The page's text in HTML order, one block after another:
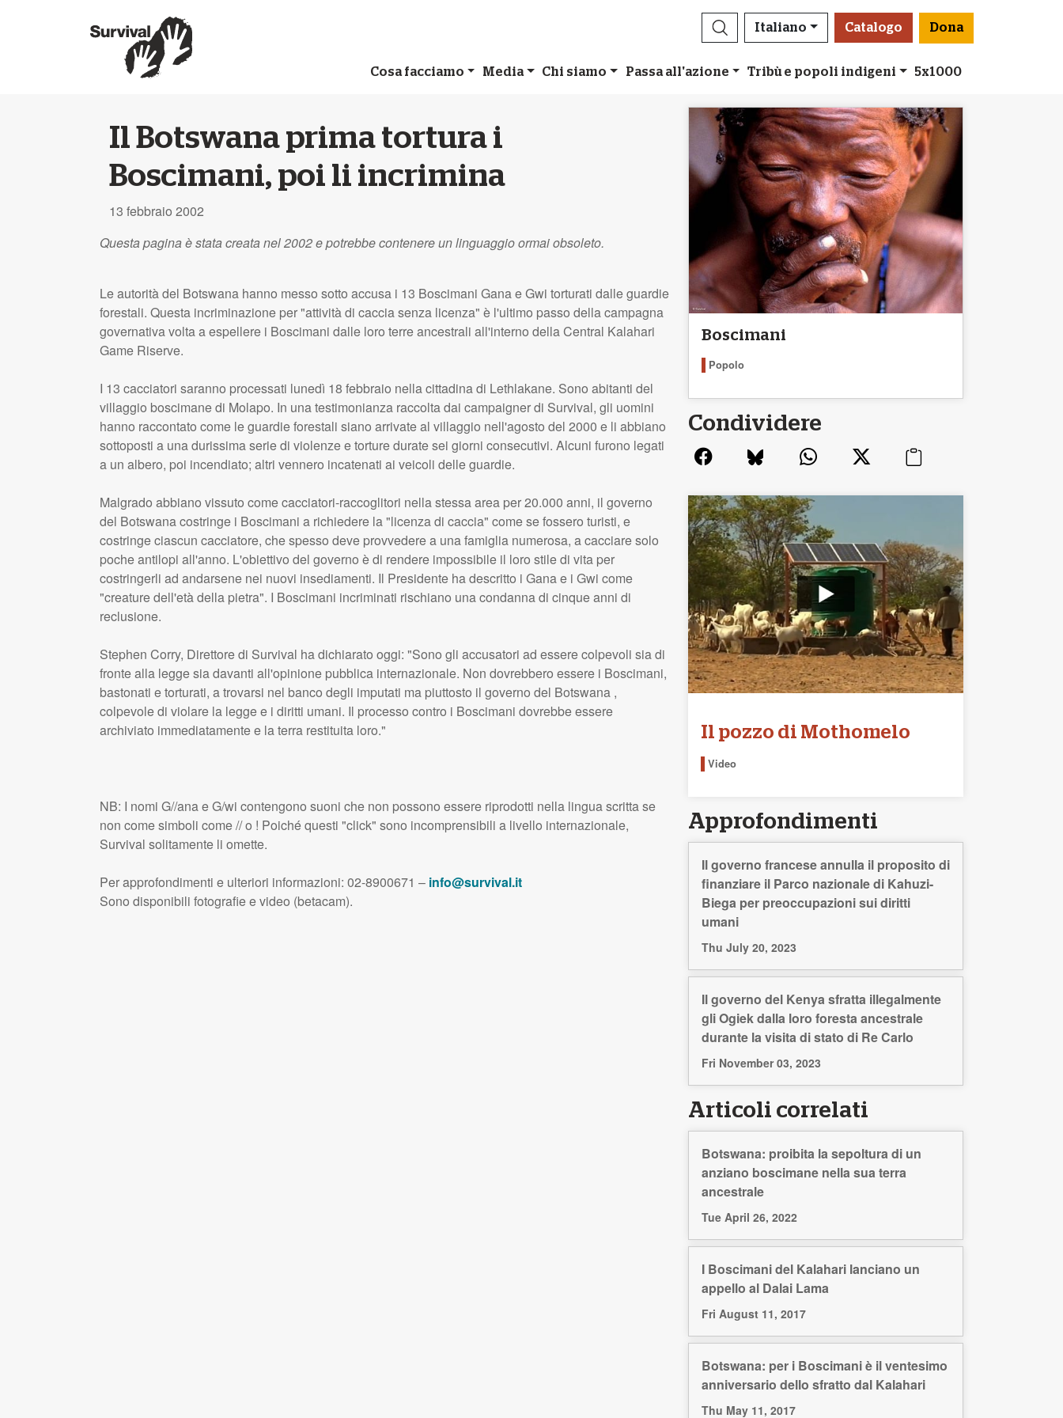
Italiano Catalogo Dona
Cosa facciamo Media Chi siamo Passa all'azione Tribù e popoli indigeni 5x1000
Il Botswana prima tortura i
Boscimani, poi li incrimina
13 febbraio 2002
Questa pagina è stata creata nel 2002 e potrebbe contenere un linguaggio ormai obsoleto.
Le autorità del Botswana hanno messo sotto accusa i 13 Boscimani Gana e Gwi torturati dalle guardie
forestali. Questa incriminazione per "attività di caccia senza licenza" è l'ultimo passo della campagna
governativa volta a espellere i Boscimani dalle loro terre ancestrali all'interno della Central Kalahari
Game Riserve.
I 13 cacciatori saranno processati lunedì 18 febbraio nella cittadina di Lethlakane. Sono abitanti del
villaggio boscimane di Molapo. In una testimonianza raccolta dai campaigner di Survival, gli uomini
hanno raccontato come le guardie forestali siano arrivate al villaggio nell'agosto del 2000 e li abbiano
sottoposti a una durissima serie di violenze e torture durate sei giorni consecutivi. Alcuni furono legati
a un albero, poi incendiato; altri vennero incatenati ai veicoli delle guardie.
Malgrado abbiano vissuto come cacciatori-raccoglitori nella stessa area per 20.000 anni, il governo
del Botswana costringe i Boscimani a richiedere la "licenza di caccia" come se fossero turisti, e
costringe ciascun cacciatore, che spesso deve provvedere a una famiglia numerosa, a cacciare solo
poche antilopi all'anno. L'obiettivo del governo è di rendere impossibile il loro stile di vita per
costringerli ad andarsene nei nuovi insediamenti. Il Presidente ha descritto i Gana e i Gwi come
"creature dell'età della pietra". I Boscimani incriminati rischiano una condanna di cinque anni di
reclusione.
Stephen Corry, Direttore di Survival ha dichiarato oggi: "Sono gli accusatori ad essere colpevoli sia di
fronte alla legge sia davanti all'opinione pubblica internazionale. Non dovrebbero essere i Boscimani,
bastonati e torturati, a trovarsi nel banco degli imputati ma piuttosto il governo del Botswana ,
colpevole di violare la legge e i diritti umani. Il processo contro i Boscimani dovrebbe essere
archiviato immediatamente e la terra restituita loro."
NB: I nomi G//ana e G/wi contengono suoni che non possono essere riprodotti nella lingua scritta se
non come simboli come // o ! Poiché questi "click" sono incomprensibili a livello internazionale,
Survival solitamente li omette.
Per approfondimenti e ulteriori informazioni: 02-8900671 – info@survival.it
Sono disponibili fotografie e video (betacam).
Boscimani
Popolo
Condividere
Il pozzo di Mothomelo
Video
Approfondimenti
Il governo francese annulla il proposito di
finanziare il Parco nazionale di Kahuzi-
Biega per preoccupazioni sui diritti
umani
Thu July 20, 2023
Il governo del Kenya sfratta illegalmente
gli Ogiek dalla loro foresta ancestrale
durante la visita di stato di Re Carlo
Fri November 03, 2023
Articoli correlati
Botswana: proibita la sepoltura di un
anziano boscimane nella sua terra
ancestrale
Tue April 26, 2022
I Boscimani del Kalahari lanciano un
appello al Dalai Lama
Fri August 11, 2017
Botswana: per i Boscimani è il ventesimo
anniversario dello sfratto dal Kalahari
Thu May 11, 2017